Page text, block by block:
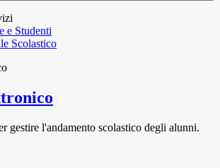
e Studenti
Scolastico
gestire l'andamento scolastico degli alunni.